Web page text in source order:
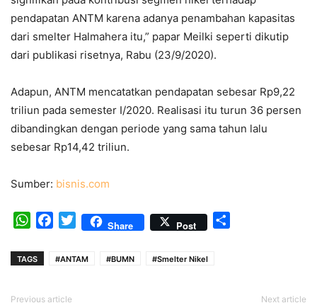
pendapatan ANTM karena adanya penambahan kapasitas
dari smelter Halmahera itu,” papar Meilki seperti dikutip
dari publikasi risetnya, Rabu (23/9/2020).
Adapun, ANTM mencatatkan pendapatan sebesar Rp9,22
triliun pada semester I/2020. Realisasi itu turun 36 persen
dibandingkan dengan periode yang sama tahun lalu
sebesar Rp14,42 triliun.
Sumber: bisnis.com
WhatsAppFacebook
TwitterShare Post
TAGS #ANTAM #BUMN #Smelter Nikel
Previous article Next article